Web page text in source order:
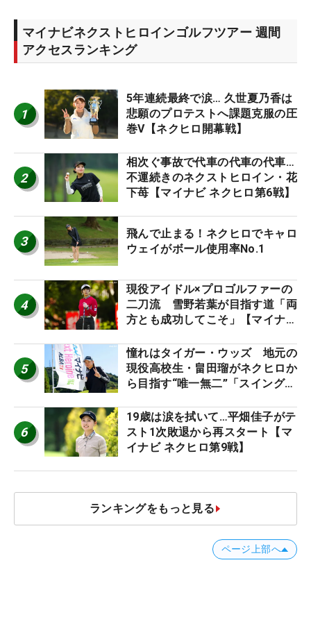
マイナビネクストヒロインゴルフツアー 週間
アクセスランキング
1
5年連続最終で涙… 久世夏乃香は
悲願のプロテストへ課題克服の圧
巻V【ネクヒロ開幕戦】
2
相次ぐ事故で代車の代車の代車…
不運続きのネクストヒロイン・花
下苺【マイナビ ネクヒロ第6戦】
3
飛んで止まる！ネクヒロでキャロ
ウェイがボール使用率No.1
4
現役アイドル×プロゴルファーの
二刀流 雪野若葉が目指す道「両
方とも成功してこそ」【マイナビ
5
憧れはタイガー・ウッズ 地元の
現役高校生・畠田瑠がネクヒロか
ら目指す“唯一無二”「スイングは
6
19歳は涙を拭いて…平畑佳子がテ
スト1次敗退から再スタート【マ
イナビ ネクヒロ第9戦】
ランキングをもっと見る
ページ上部へ